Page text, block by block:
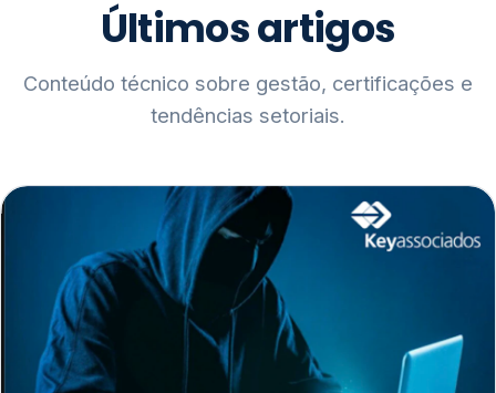
Últimos artigos
Conteúdo técnico sobre gestão, certificações e
tendências setoriais.